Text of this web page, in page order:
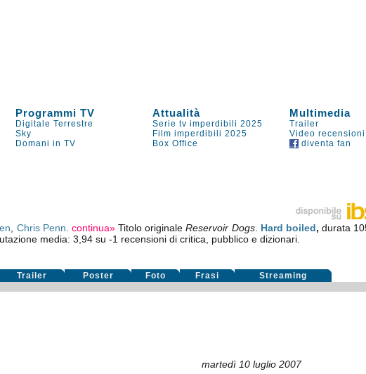
Programmi TV Attualità Multimedia
Digitale Terrestre Serie tv imperdibili 2025 Trailer
Sky Film imperdibili 2025 Video recensioni
Domani in TV Box Office diventa fan
Chris Penn continua» Titolo originaleReservoir Dogs. Hard boiled,durata
media: 3,94 su -1 recensioni di critica, pubblico e dizionari.
Trailer Poster Foto Frasi Streaming
martedì 10 luglio 2007